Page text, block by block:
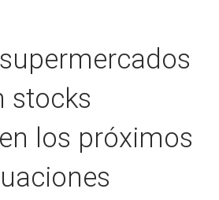
stocks
los próximos